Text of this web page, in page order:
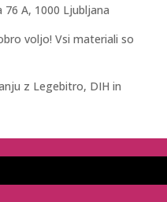
A, 1000 Ljubljana
voljo! Vsi materiali so
z Legebitro, DIH in